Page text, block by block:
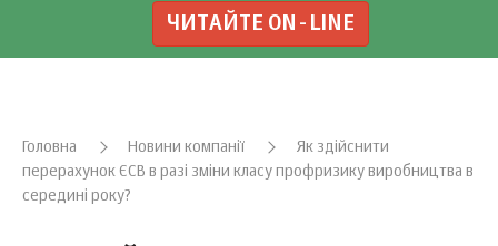
ЧИТАЙТЕ ON-LINE
Головна Новини компанії
Як здійснити
перерахунок ЄСВ в разі зміни класу профризику виробництва в
середині року?